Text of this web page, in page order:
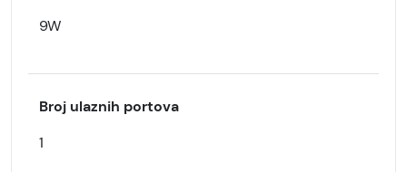
9W
Broj ulaznih portova
1